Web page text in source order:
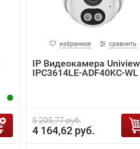
избранное сравнить
IP Видеокамера Uniview
IPC3614LE-ADF40KC-WL
5 205,77 руб.
4 164,62 руб.